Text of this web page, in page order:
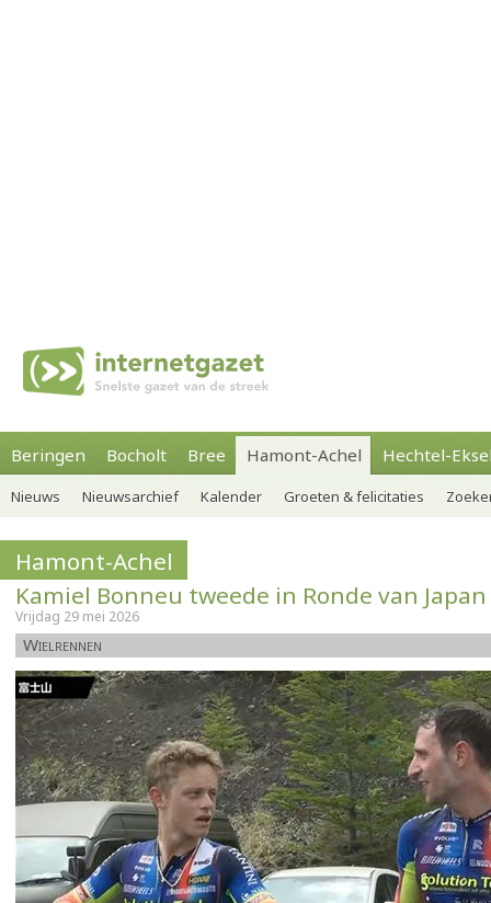
Beringen Bocholt Bree Hamont-Achel Hechtel-
Nieuws Nieuwsarchief Kalender Groeten & felicitaties
Hamont-Achel
Kamiel Bonneu tweede in Ronde van Japan
Vrijdag 29 mei 2026
Wielrennen